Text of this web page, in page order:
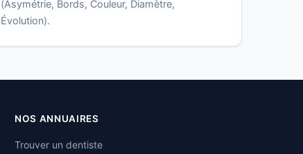
(Asymétrie, Bords, Couleur, Diamètre,
Évolution).
NOS ANNUAIRES
Trouver un dentiste